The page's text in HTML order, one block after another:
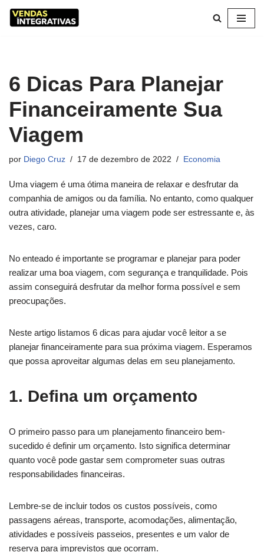
conteúdo
6 Dicas Para Planejar
Financeiramente Sua
Viagem
por Diego Cruz 17 de dezembro de 2022 Economia
Uma viagem é uma ótima maneira de relaxar e desfrutar da
companhia de amigos ou da família. No entanto, como qualquer
outra atividade, planejar uma viagem pode ser estressante e, às
vezes, caro.
No enteado é importante se programar e planejar para poder
realizar uma boa viagem, com segurança e tranquilidade. Pois
assim conseguirá desfrutar da melhor forma possível e sem
preocupações.
Neste artigo listamos 6 dicas para ajudar você leitor a se
planejar financeiramente para sua próxima viagem. Esperamos
que possa aproveitar algumas delas em seu planejamento.
1. Defina um orçamento
O primeiro passo para um planejamento financeiro bem-
sucedido é definir um orçamento. Isto significa determinar
quanto você pode gastar sem comprometer suas outras
responsabilidades financeiras.
Lembre-se de incluir todos os custos possíveis, como
passagens aéreas, transporte, acomodações, alimentação,
atividades e possíveis passeios, presentes e um valor de
reserva para imprevistos que ocorram.